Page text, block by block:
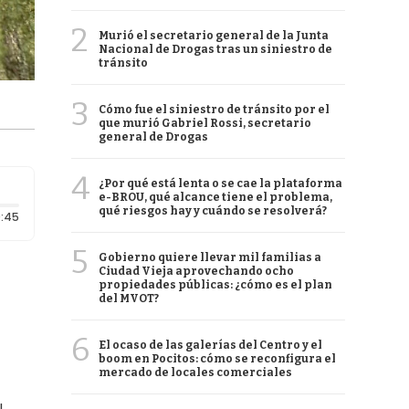
Duración: 45 segundos
2
Murió el secretario general de la Junta
Nacional de Drogas tras un siniestro de
tránsito
3
Cómo fue el siniestro de tránsito por el
que murió Gabriel Rossi, secretario
general de Drogas
4
¿Por qué está lenta o se cae la plataforma
e-BROU, qué alcance tiene el problema,
qué riesgos hay y cuándo se resolverá?
5
Gobierno quiere llevar mil familias a
Ciudad Vieja aprovechando ocho
propiedades públicas: ¿cómo es el plan
del MVOT?
6
El ocaso de las galerías del Centro y el
boom en Pocitos: cómo se reconfigura el
mercado de locales comerciales